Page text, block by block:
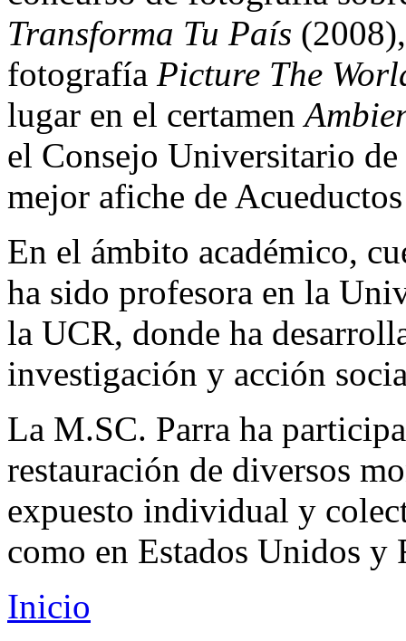
Transforma Tu País
fotografía Picture The
lugar en el certamen
el Consejo Universitario
mejor afiche de
En el ámbito académico,
ha sido profesora en la
la UCR, donde ha
investigación y acción
La M.SC. Parra ha
restauración de diversos
expuesto individual y
como en Estados Unidos
Inicio